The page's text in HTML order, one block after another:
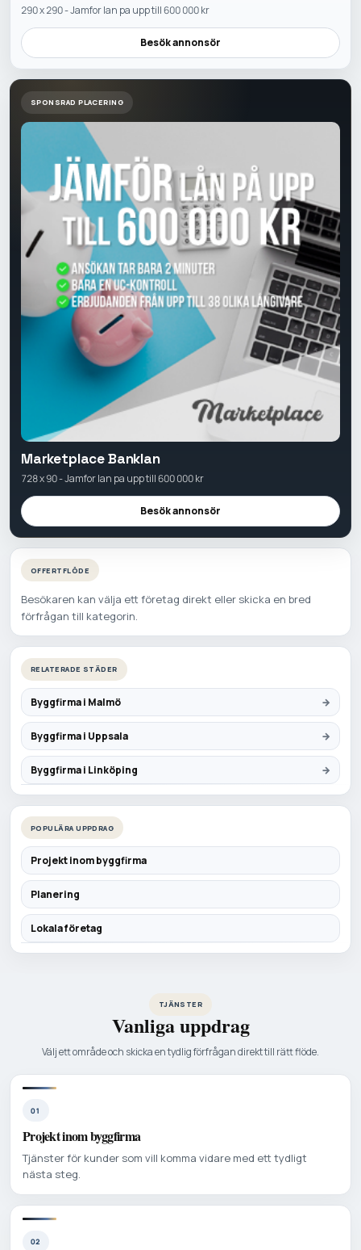
290 x 290 - Jamfor lan pa upp till 600 000 kr
Besök annonsör
SPONSRAD PLACERING
Marketplace Banklan
728 x 90 - Jamfor lan pa upp till 600 000 kr
Besök annonsör
OFFERTFLÖDE
Besökaren kan välja ett företag direkt eller skicka en bred
förfrågan till kategorin.
RELATERADE STÄDER
Byggfirma i Malmö
Byggfirma i Uppsala
Byggfirma i Linköping
POPULÄRA UPPDRAG
Projekt inom byggfirma
Planering
Lokala företag
TJÄNSTER
Vanliga uppdrag
Välj ett område och skicka en tydlig förfrågan direkt till rätt flöde.
01
Projekt inom byggfirma
Tjänster för kunder som vill komma vidare med ett tydligt
nästa steg.
02